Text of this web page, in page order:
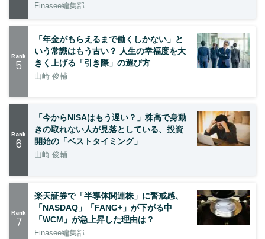
Finasee編集部
Rank
5
「年金がもらえるまで働くしかない」と
いう常識はもう古い？ 人生の幸福度を大
きく上げる「引き際」の選び方
山崎 俊輔
Rank
6
「今からNISAはもう遅い？」株高で身動
きの取れない人が見落としている、投資
開始の「ベストタイミング」
山崎 俊輔
Rank
7
楽天証券で「半導体関連株」に警戒感、
「NASDAQ」「FANG+」が下がる中
「WCM」が急上昇した理由は？
Finasee編集部